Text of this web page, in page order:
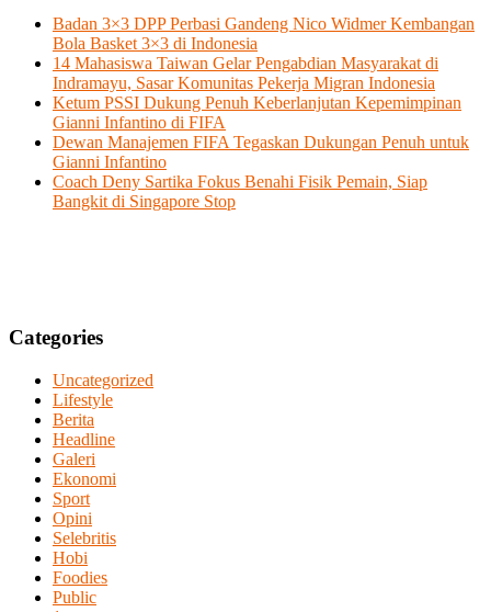
Badan 3×3 DPP Perbasi Gandeng Nico Widmer Kembangan
Bola Basket 3×3 di Indonesia
14 Mahasiswa Taiwan Gelar Pengabdian Masyarakat di
Indramayu, Sasar Komunitas Pekerja Migran Indonesia
Ketum PSSI Dukung Penuh Keberlanjutan Kepemimpinan
Gianni Infantino di FIFA
Dewan Manajemen FIFA Tegaskan Dukungan Penuh untuk
Gianni Infantino
Coach Deny Sartika Fokus Benahi Fisik Pemain, Siap
Bangkit di Singapore Stop
Categories
Uncategorized
Lifestyle
Berita
Headline
Galeri
Ekonomi
Sport
Opini
Selebritis
Hobi
Foodies
Public